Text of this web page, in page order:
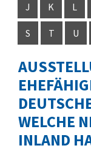
J K L
S T U
WELCHE
INLAND